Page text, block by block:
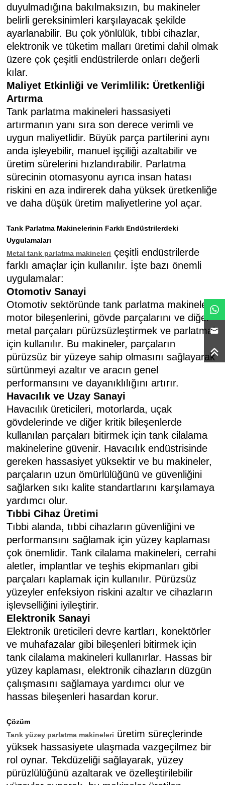
duyulmadığına bakılmaksızın, bu makineler
belirli gereksinimleri karşılayacak şekilde
ayarlanabilir. Bu çok yönlülük, tıbbi cihazlar,
elektronik ve tüketim malları üretimi dahil olmak
üzere çok çeşitli endüstrilerde onları değerli
kılar.
Maliyet Etkinliği ve Verimlilik: Üretkenliği
Artırma
Tank parlatma makineleri hassasiyeti
artırmanın yanı sıra son derece verimli ve
uygun maliyetlidir. Büyük parça partilerini aynı
anda işleyebilir, manuel işçiliği azaltabilir ve
üretim sürelerini hızlandırabilir. Parlatma
sürecinin otomasyonu ayrıca insan hatası
riskini en aza indirerek daha yüksek üretkenliğe
ve daha düşük üretim maliyetlerine yol açar.
Tank Parlatma Makinelerinin Farklı Endüstrilerdeki
Uygulamaları
Metal tank parlatma makineleri çeşitli endüstrilerde
farklı amaçlar için kullanılır. İşte bazı önemli
uygulamalar:
Otomotiv Sanayi
Otomotiv sektöründe tank parlatma makineleri,
motor bileşenlerini, gövde parçalarını ve diğer
metal parçaları pürüzsüzleştirmek ve parlatmak
için kullanılır. Bu makineler, parçaların
pürüzsüz bir yüzeye sahip olmasını sağlayarak
sürtünmeyi azaltır ve aracın genel
performansını ve dayanıklılığını artırır.
Havacılık ve Uzay Sanayi
Havacılık üreticileri, motorlarda, uçak
gövdelerinde ve diğer kritik bileşenlerde
kullanılan parçaları bitirmek için tank cilalama
makinelerine güvenir. Havacılık endüstrisinde
gereken hassasiyet yüksektir ve bu makineler,
parçaların uzun ömürlülüğünü ve güvenliğini
sağlarken sıkı kalite standartlarını karşılamaya
yardımcı olur.
Tıbbi Cihaz Üretimi
Tıbbi alanda, tıbbi cihazların güvenliğini ve
performansını sağlamak için yüzey kaplaması
çok önemlidir. Tank cilalama makineleri, cerrahi
aletler, implantlar ve teşhis ekipmanları gibi
parçaları kaplamak için kullanılır. Pürüzsüz
yüzeyler enfeksiyon riskini azaltır ve cihazların
işlevselliğini iyileştirir.
Elektronik Sanayi
Elektronik üreticileri devre kartları, konektörler
ve muhafazalar gibi bileşenleri bitirmek için
tank cilalama makineleri kullanırlar. Hassas bir
yüzey kaplaması, elektronik cihazların düzgün
çalışmasını sağlamaya yardımcı olur ve
hassas bileşenleri hasardan korur.
Çözüm
Tank yüzey parlatma makineleri üretim süreçlerinde
yüksek hassasiyete ulaşmada vazgeçilmez bir
rol oynar. Tekdüzeliği sağlayarak, yüzey
pürüzlülüğünü azaltarak ve özelleştirilebilir